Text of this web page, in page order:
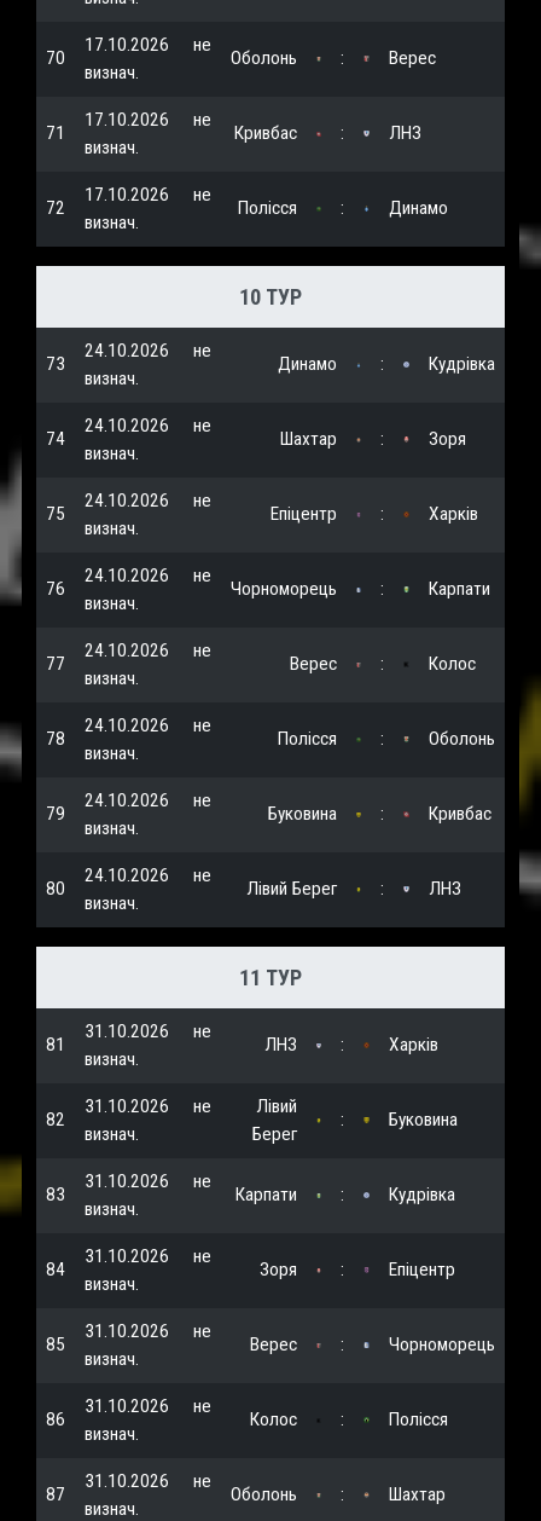
70
17.10.2026
не
визнач.
Оболонь : Верес
71
17.10.2026
не
визнач.
Кривбас : ЛНЗ
72
17.10.2026
не
визнач.
Полісся : Динамо
10 ТУР
73
24.10.2026
не
визнач.
Динамо : Кудрівка
74
24.10.2026
не
визнач.
Шахтар : Зоря
75
24.10.2026
не
визнач.
Епіцентр : Харків
76
24.10.2026
не
визнач.
Чорноморець : Карпати
77
24.10.2026
не
визнач.
Верес : Колос
78
24.10.2026
не
визнач.
Полісся : Оболонь
79
24.10.2026
не
визнач.
Буковина : Кривбас
80
24.10.2026
не
визнач.
Лівий Берег : ЛНЗ
11 ТУР
81
31.10.2026
не
визнач.
ЛНЗ : Харків
82
31.10.2026
не
визнач.
Лівий
Берег
: Буковина
83
31.10.2026
не
визнач.
Карпати : Кудрівка
84
31.10.2026
не
визнач.
Зоря : Епіцентр
85
31.10.2026
не
визнач.
Верес : Чорноморець
86
31.10.2026
не
визнач.
Колос : Полісся
87
31.10.2026
не
визнач.
Оболонь : Шахтар